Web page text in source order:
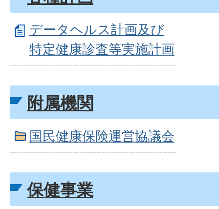
データヘルス計画及び
特定健康診査等実施計画
附属機関
国民健康保険運営協議会
保健事業